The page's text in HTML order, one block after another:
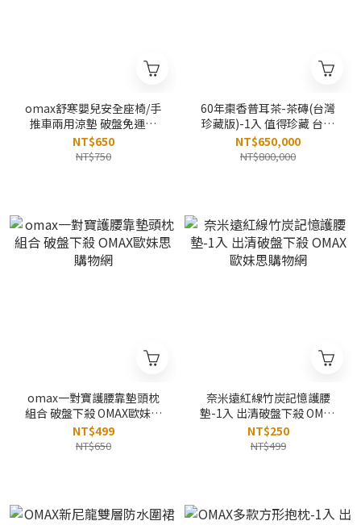
omax舒寒嬰兒安全座椅/手
推車兩用涼墊 破盤免運費
OMAX歐妹思購物網
NT$650
NT$750
60年棗香普耳茶-茶磚(台灣
珍藏版)-1入 值得珍藏 台灣
極品
NT$650,000
NT$800,000
omax一對寶護腰靠墊頭枕
組合 破盤下殺 OMAX歐妹思
購物網
NT$499
NT$650
奈米遠紅線竹炭記憶護腰
墊-1入 出清破盤下殺 OMAX
歐妹思購物網
NT$250
NT$499